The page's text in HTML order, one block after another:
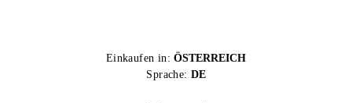
Einkaufen in: ÖSTERREICH
Sprache: DE